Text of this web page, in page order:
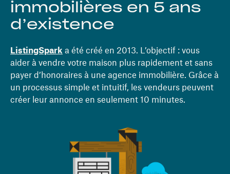
immobilières en 5 ans
d’existence
ListingSpark a été créé en 2013. L’objectif : vous
aider à vendre votre maison plus rapidement et sans
payer d’honoraires à une agence immobilière. Grâce à
un processus simple et intuitif, les vendeurs peuvent
créer leur annonce en seulement 10 minutes.